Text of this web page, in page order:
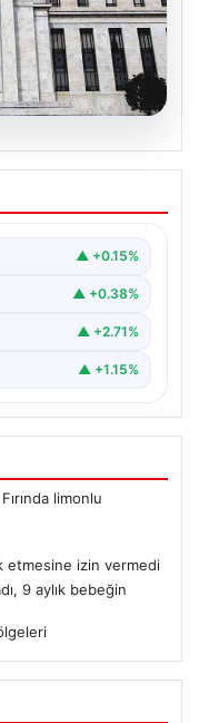
▲ +0.15%
▲ +0.38%
▲ +2.71%
▲ +1.15%
limonlu
etmesine izin vermedi
9 aylık bebeğin